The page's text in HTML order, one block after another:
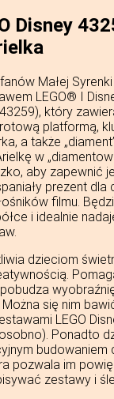
Disney
Małej
LEGO® ǀ
który
platformą,
a także
w
aby zapewnić
prezent dla
filmu.
i idealnie
dzieciom
się nim
LEGO
Ponadto
budowaniem
pozwala im
zestawy i